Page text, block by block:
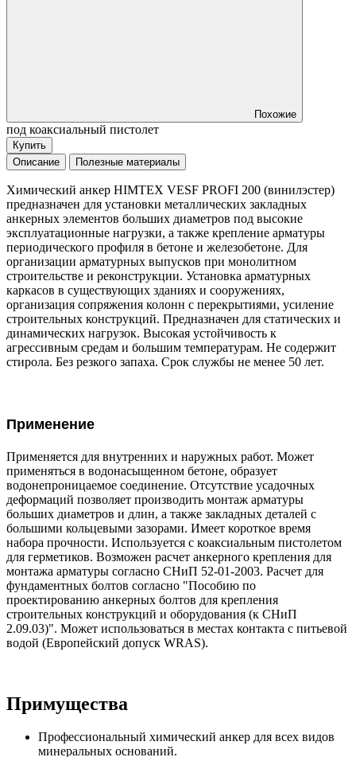
Похожие
под коаксиальный пистолет
Купить
Описание
Полезные материалы
Химический анкер HIMTEX VESF PROFI 200 (винилэстер)
предназначен для установки металлических закладных
анкерных элементов больших диаметров под высокие
эксплуатационные нагрузки, а также крепление арматуры
периодического профиля в бетоне и железобетоне. Для
организации арматурных выпусков при монолитном
строительстве и реконструкции. Установка арматурных
каркасов в существующих зданиях и сооружениях,
организация сопряжения колонн с перекрытиями, усиление
строительных конструкций. Предназначен для статических и
динамических нагрузок. Высокая устойчивость к
агрессивным средам и большим температурам. Не содержит
стирола. Без резкого запаха. Срок службы не менее 50 лет.
Применение
Применяется для внутренних и наружных работ. Может
применяться в водонасыщенном бетоне, образует
водонепроницаемое соединение. Отсутствие усадочных
деформаций позволяет производить монтаж арматуры
больших диаметров и длин, а также закладных деталей с
большими кольцевыми зазорами. Имеет короткое время
набора прочности. Используется с коаксиальным пистолетом
для герметиков. Возможен расчет анкерного крепления для
монтажа арматуры согласно СНиП 52-01-2003. Расчет для
фундаментных болтов согласно "Пособию по
проектированию анкерных болтов для крепления
строительных конструкций и оборудования (к СНиП
2.09.03)". Может использоваться в местах контакта с питьевой
водой (Европейский допуск WRAS).
Примущества
Профессиональный химический анкер для всех видов
минеральных оснований.